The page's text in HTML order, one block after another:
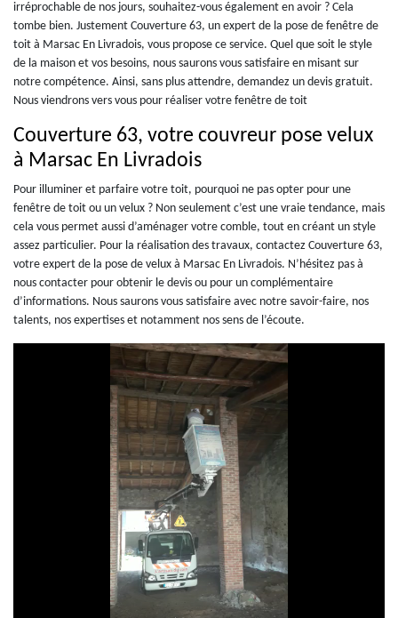
irréprochable de nos jours, souhaitez-vous également en avoir ? Cela
tombe bien. Justement Couverture 63, un expert de la pose de fenêtre de
toit à Marsac En Livradois, vous propose ce service. Quel que soit le style
de la maison et vos besoins, nous saurons vous satisfaire en misant sur
notre compétence. Ainsi, sans plus attendre, demandez un devis gratuit.
Nous viendrons vers vous pour réaliser votre fenêtre de toit
Couverture 63, votre couvreur pose velux
à Marsac En Livradois
Pour illuminer et parfaire votre toit, pourquoi ne pas opter pour une
fenêtre de toit ou un velux ? Non seulement c’est une vraie tendance, mais
cela vous permet aussi d’aménager votre comble, tout en créant un style
assez particulier. Pour la réalisation des travaux, contactez Couverture 63,
votre expert de la pose de velux à Marsac En Livradois. N’hésitez pas à
nous contacter pour obtenir le devis ou pour un complémentaire
d’informations. Nous saurons vous satisfaire avec notre savoir-faire, nos
talents, nos expertises et notamment nos sens de l’écoute.